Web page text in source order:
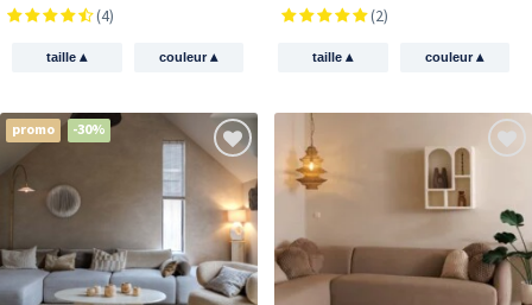
(4)
taille▴ couleur▴
(2)
taille▴ couleur▴
promo -30%